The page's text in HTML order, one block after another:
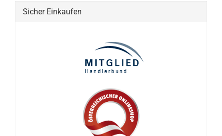
Sicher Einkaufen